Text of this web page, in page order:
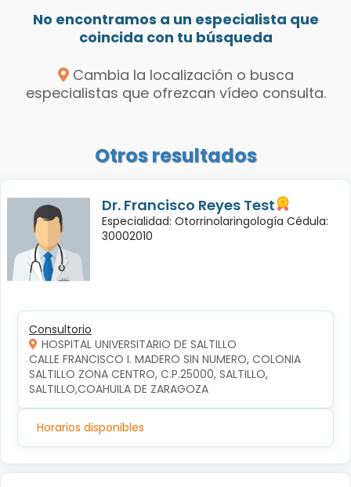
No encontramos a un especialista que
coincida con tu búsqueda
Cambia la localización o busca
especialistas que ofrezcan vídeo consulta.
Otros resultados
Dr. Francisco Reyes Test
Especialidad: Otorrinolaringología Cédula:
30002010
Consultorio
HOSPITAL UNIVERSITARIO DE SALTILLO
CALLE FRANCISCO I. MADERO SIN NUMERO, COLONIA
SALTILLO ZONA CENTRO, C.P.25000, SALTILLO,
SALTILLO,COAHUILA DE ZARAGOZA
Horarios disponibles